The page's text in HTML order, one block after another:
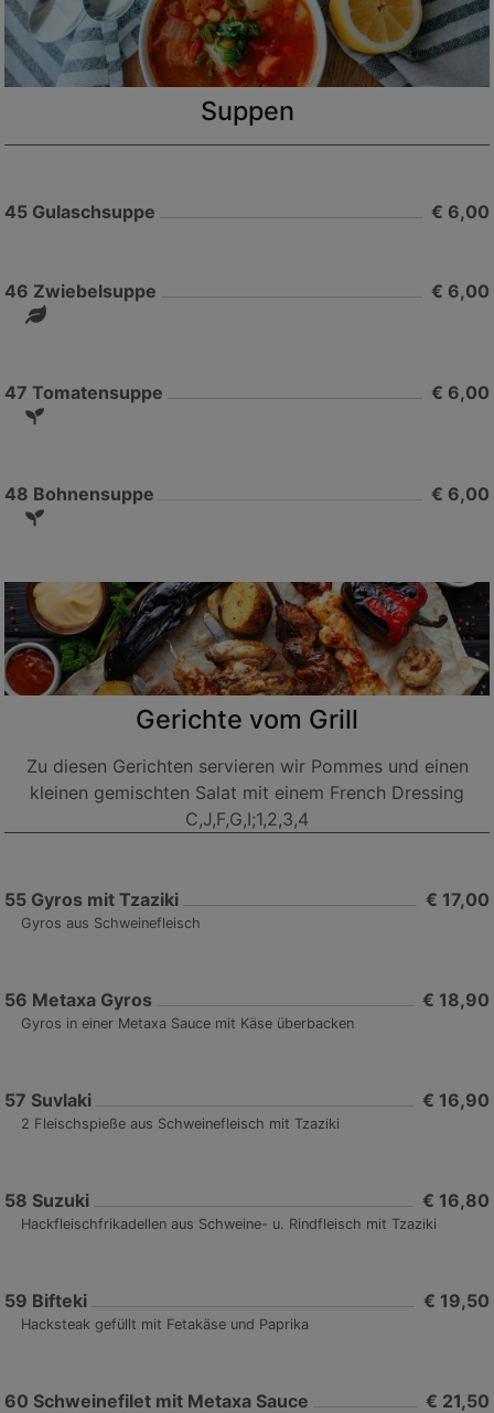
Suppen
45 Gulaschsuppe € 6,00
46 Zwiebelsuppe € 6,00
47 Tomatensuppe € 6,00
48 Bohnensuppe € 6,00
Gerichte vom Grill
Zu diesen Gerichten servieren wir Pommes und einen
kleinen gemischten Salat mit einem French Dressing
C,J,F,G,I;1,2,3,4
55 Gyros mit Tzaziki € 17,00
Gyros aus Schweinefleisch
56 Metaxa Gyros € 18,90
Gyros in einer Metaxa Sauce mit Käse überbacken
57 Suvlaki € 16,90
2 Fleischspieße aus Schweinefleisch mit Tzaziki
58 Suzuki € 16,80
Hackfleischfrikadellen aus Schweine- u. Rindfleisch mit Tzaziki
59 Bifteki € 19,50
Hacksteak gefüllt mit Fetakäse und Paprika
60 Schweinefilet mit Metaxa Sauce € 21,50